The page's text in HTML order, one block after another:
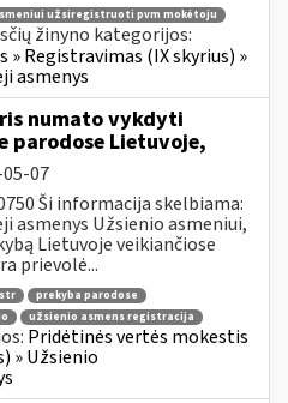
užsiregistruoti pvm mokėtoju
žinyno kategorijos:
Registravimas (IX skyrius) »
asmenys
numato vykdyti
parodose Lietuvoje,
07
Ši informacija skelbiama:
asmenys Užsienio asmeniui,
Lietuvoje veikiančiose
prievolė...
prekyba parodose
užsienio asmens registracija
Pridėtinės vertės mokestis
» Užsienio